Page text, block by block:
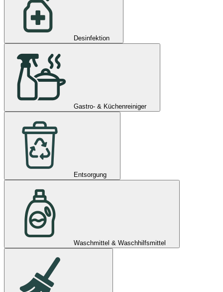
Desinfektion
Gastro- & Küchenreiniger
Entsorgung
Waschmittel & Waschhilfsmittel